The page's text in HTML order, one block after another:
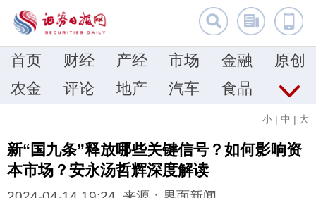
首页 财经 产经 市场 金融
原创
农金
评论 地产 汽车 食品
小 | 中 | 大
新“国九条”释放哪些关键信号？如何影响资
本市场？安永汤哲辉深度解读